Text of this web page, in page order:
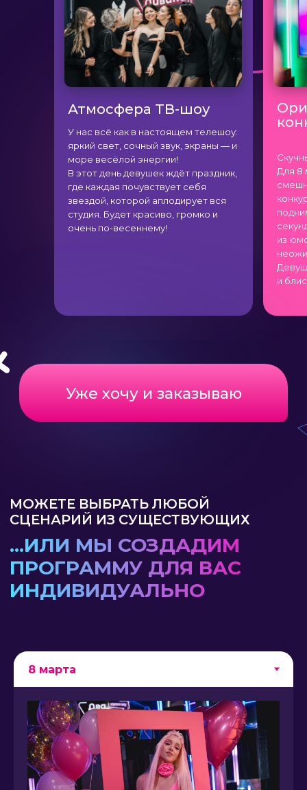
У нас всё как в настоящем телешоу:
яркий свет, сочный звук, экраны — и
море весёлой энергии!
В этот день девушек ждёт праздник,
где каждая почувствует себя
звездой, которой аплодирует вся
студия. Будет красиво, громко и
очень по-весеннему!
Атмосфера ТВ-шоу
Для 8
из
и